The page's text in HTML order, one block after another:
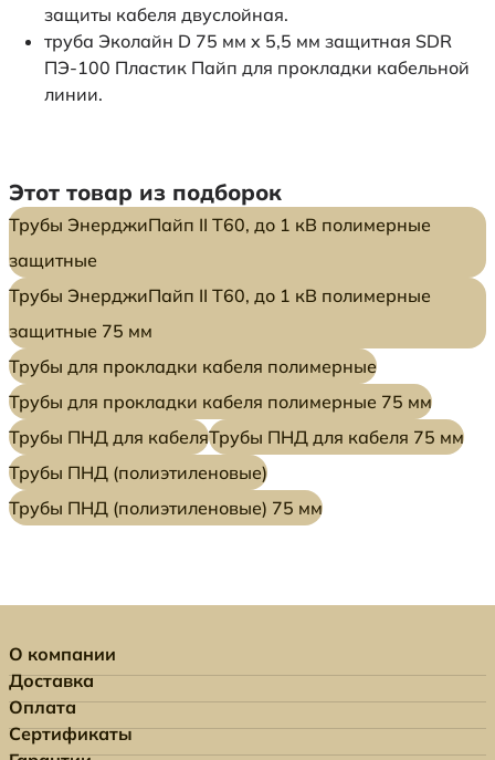
защиты кабеля двуслойная.
труба Эколайн D 75 мм x 5,5 мм защитная SDR
ПЭ-100 Пластик Пайп для прокладки кабельной
линии.
Этот товар из подборок
Трубы ЭнерджиПайп II Т60, до 1 кВ полимерные
защитные
Трубы ЭнерджиПайп II Т60, до 1 кВ полимерные
защитные 75 мм
Трубы для прокладки кабеля полимерные
Трубы для прокладки кабеля полимерные 75 мм
Трубы ПНД для кабеляТрубы ПНД для кабеля 75 мм
Трубы ПНД (полиэтиленовые)
Трубы ПНД (полиэтиленовые) 75 мм
О компании
Доставка
Оплата
Сертификаты